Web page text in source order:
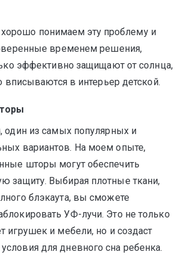
понимаем эту проблему и
временем решения,
эффективно защищают от солнца,
вписываются в интерьер детской.
один из самых популярных и
вариантов. На моем опыте,
шторы могут обеспечить
защиту. Выбирая плотные ткани,
блэкаута, вы сможете
УФ-лучи. Это не только
игрушек и мебели, но и создаст
для дневного сна ребенка.